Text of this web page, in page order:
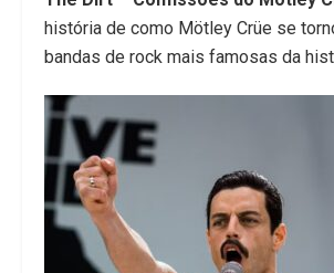
história de como Mötley Crüe se
bandas de rock mais famosas da